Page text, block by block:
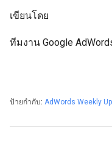
เขียนโดย
ทีมงาน Google
ป้ายกำกับ: AdWords Weekly